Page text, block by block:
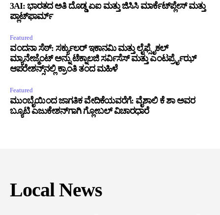
3AI: ಭಾರತದ ಅತಿ ದೊಡ್ಡ ಏಐ ಮತ್ತು ಜಿಸಿಸಿ ಮಾರ್ಕೆಟ್‌ಪ್ಲೇಸ್ ಮತ್ತು
ಪ್ಲಾಟ್‌ಫಾರ್ಮ್
Featured
ವಂದನಾ ಸೆಠ್: ಸರ್ಕ್ಯುಲರ್ ಇಕಾನಮಿ ಮತ್ತು ಲೈಫ್ಸೈಕಲ್
ಮ್ಯಾನೇಜ್ಮೆಂಟ್ ಅನ್ನು ಟೆಕ್ನಾಲಜಿ ಸರ್ವಿಸೆಸ್ ಮತ್ತು ಎಂಟರ್ಪ್ರೈಝ್
ಆಪರೇಶನ್ಸ್‌ನಲ್ಲಿ ಕ್ರಾಂತಿ ತಂದ ಮಹಿಳೆ
Featured
ಮುಂಬೈಯಿಂದ ಜಾಗತಿಕ ವೇದಿಕೆಯವರೆಗೆ: ವೈಶಾಲಿ ಕೆ ಶಾ ಅವರ
ಬ್ಯೂಟಿ ಎಜುಕೇಶನ್‌ಗಾಗಿ ಗ್ಲೋಬಲ್ ವಿಚಾರಧಾರೆ
Local News